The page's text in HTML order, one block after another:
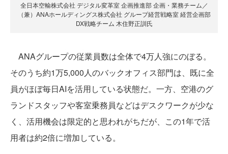
全日本空輸株式会社 デジタル変革室 企画推進部 企画・業務チーム／
（兼）ANAホールディングス株式会社 グループ経営戦略室 経営企画部
DX戦略チーム 木住野正訓氏
ANAグループの従業員数は全体で4万人強にのぼる。
そのうち約1万5,000人のバックオフィス部門は、既に全
員がほぼ毎日AIを活用している状態だ。一方、空港のグ
ランドスタッフや客室乗務員などはデスクワークが少な
く、活用機会は限定的と思われがちだが、この1年で活
用者は約2倍に増加している。